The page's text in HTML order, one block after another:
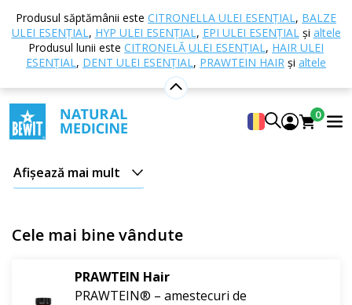
Produsul săptămânii este CITRONELLA ULEI ESENȚIAL, BALZE
ULEI ESENȚIAL, HYP ULEI ESENȚIAL, EPI ULEI ESENȚIALși altele
Produsul lunii este CITRONELĂ ULEI ESENȚIAL, HAIR ULEI
ESENȚIAL, DENT ULEI ESENȚIAL, PRAWTEIN HAIR și altele
0
Acasă E-shop
părului
Sănătatea părului
Sănătatea părului
Revitalizați-vă părul din interior și mențineți-l sănătos
cuprodusenaturale
vitamine,mineraleși alte substanțe indispensabile
scalpului dumneavoastră.
Afișează mai mult
Cele mai bine vândute
PRAWTEIN Hair
PRAWTEIN® – amestecuri de